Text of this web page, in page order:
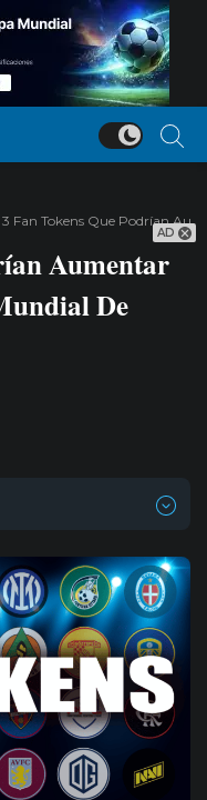
AD
3 Fan Tokens Que Podrían
Aumentar
De